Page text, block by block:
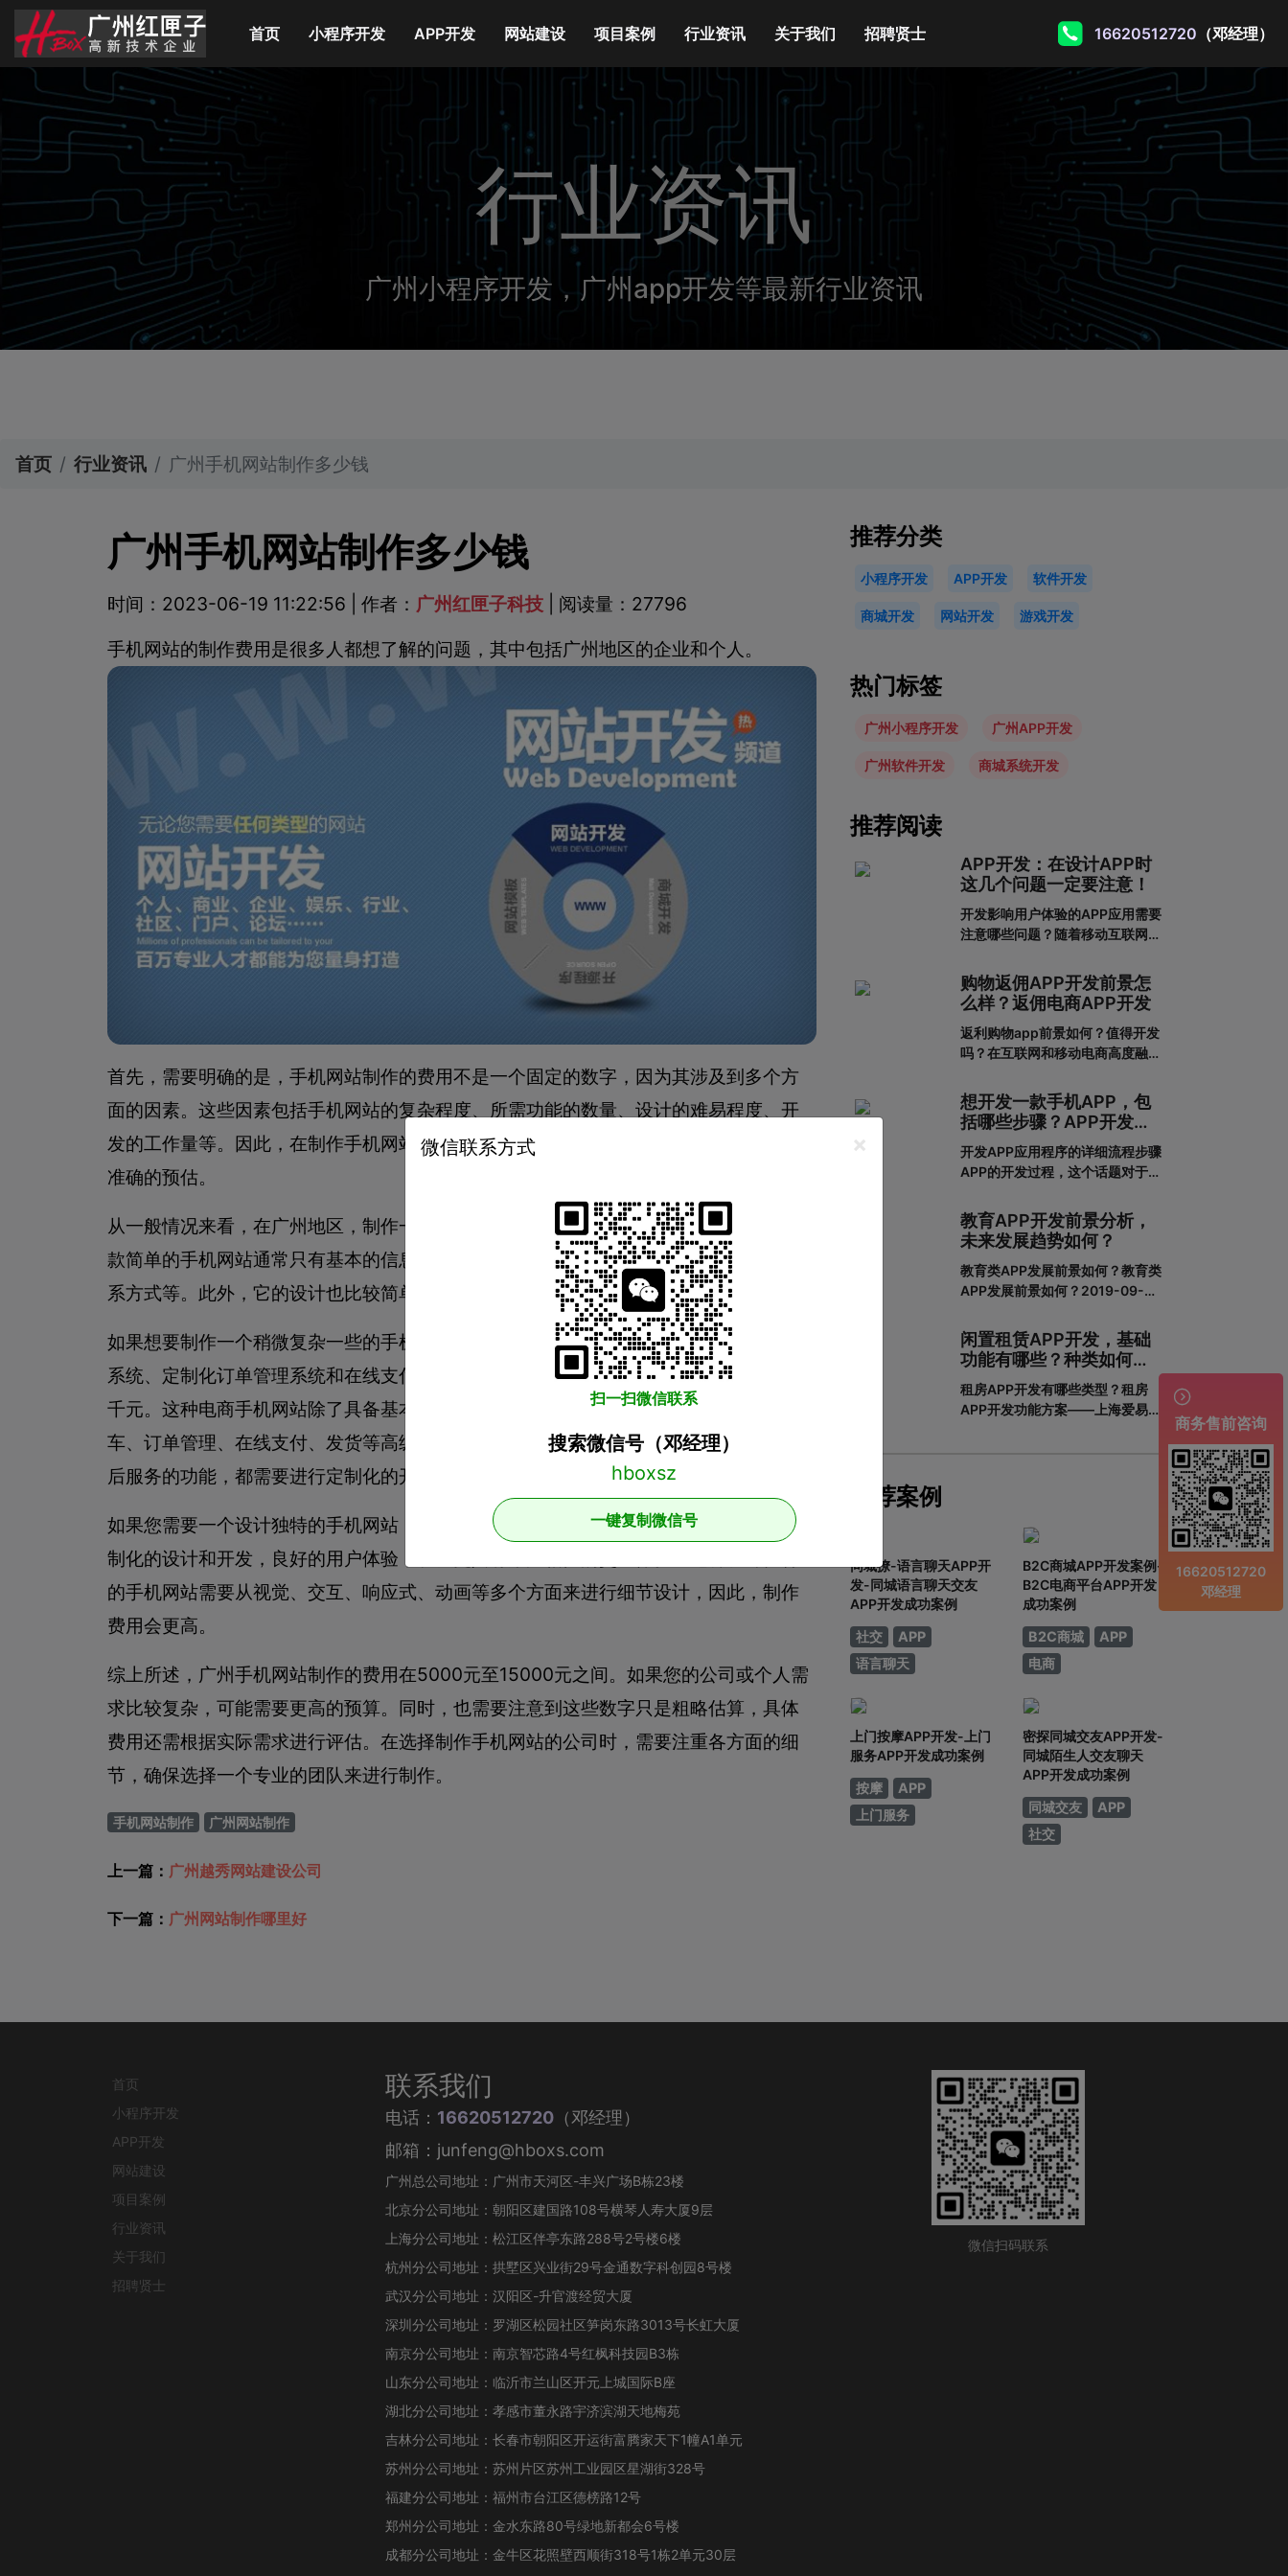
首页 (current)
小程序开发 APP开发 网站建设 项目案例 行业资讯 关于我们 招聘贤士 16620512720 （邓经理）
行业资讯
广州小程序开发，广州app开发等最新行业资讯
首页 行业资讯 广州手机网站制作多少钱
广州手机网站制作多少钱
时间：2023-06-19 11:22:56 | 作者： 广州红匣子科技 | 阅读量：27796
手机网站的制作费用是很多人都想了解的问题，其中包括广州地区的企业和个人。
首先，需要明确的是，手机网站制作的费用不是一个固定的数字，因为其涉及到多个方
面的因素。这些因素包括手机网站的复杂程度、所需功能的数量、设计的难易程度、开
发的工作量等。因此，在制作手机网站时需要先评估和确定需求，才能对制作费用作出
准确的预估。
从一般情况来看，在广州地区，制作一款简单的手机网站的费用大约在5000元左右。这
款简单的手机网站通常只有基本的信息展示功能，包括公司简介、产品或服务介绍、联
系方式等。此外，它的设计也比较简单，导航清晰易懂，没有复杂的动画和互动效果。
如果想要制作一个稍微复杂一些的手机网站，费用会相应地增加。例如，一个带有会员
系统、定制化订单管理系统和在线支付功能的电商手机网站，其制作费用可能超过1万5
千元。这种电商手机网站除了具备基本的信息展示功能之外，还包含了用户注册、购物
车、订单管理、在线支付、发货等高级功能。对于需要的商品分类、商品详情，乃至售
后服务的功能，都需要进行定制化的开发，因此需要付出更多的时间、精力和费用。
如果您需要一个设计独特的手机网站，其制作费用则会更高。这类手机网站通常需要定
制化的设计和开发，良好的用户体验，以及更具有用户粘性的交互体验。这种设计独特
的手机网站需要从视觉、交互、响应式、动画等多个方面来进行细节设计，因此，制作
费用会更高。
综上所述，广州手机网站制作的费用在5000元至15000元之间。如果您的公司或个人需
求比较复杂，可能需要更高的预算。同时，也需要注意到这些数字只是粗略估算，具体
费用还需根据实际需求进行评估。在选择制作手机网站的公司时，需要注重各方面的细
节，确保选择一个专业的团队来进行制作。
手机网站制作 广州网站制作
上一篇： 广州越秀网站建设公司
下一篇： 广州网站制作哪里好
推荐分类
小程序开发 APP开发 软件开发
商城开发 网站开发 游戏开发
热门标签
广州小程序开发 广州APP开发
广州软件开发 商城系统开发
推荐阅读
APP开发：在设计APP时
这几个问题一定要注意！
开发影响用户体验的APP应用需要
注意哪些问题？随着移动互联网的
越大，这也给企业带来了更多的商
机，于是很多企业开始开发长沙
APP，希望从中获得更多的发展机
会。当然，并不仅仅是开发APP应
用就能达到目的。前提一定是保证
在
购物返佣APP开发前景怎
么样？返佣电商APP开发
返利购物app前景如何？值得开发
吗？在互联网和移动电商高度融合
到购买商品的便利，所以市面上的
移动网购平台越来越多。为了更好
地吸引用户，许多企业和商家开始
致力于返利购物app的建设。返利
购物app有什么优势？一、在网络
者的
想开发一款手机APP，包
括哪些步骤？APP开发流
程详解
开发APP应用程序的详细流程步骤
APP的开发过程，这个话题对于我
可能并不陌生，但是对于很多没有
接触过这个板块的人来说，就比较
难理解了。其实，APP开发的流程
并不复杂，接下来就带大家一起看
一下一套完整的APP开发流程包含
0
教育APP开发前景分析，
未来发展趋势如何？
教育类APP发展前景如何？教育类
APP发展前景如何？2019-09-
构搭建的一个智能化、个性化、信
息化的网络展示平台。在线教育春
天真的来了吗？据调查，截至
2018年6月，我国网民规模达
8.02亿，普及率57.7%。其中，手
闲置租赁APP开发，基础
功能有哪些？种类如何划
分？
租房APP开发有哪些类型？租房
APP开发功能方案——上海爱易租
生。从衣服、玩具到数码家电，再
推荐案例
同城撩-语言聊天APP开
发-同城语言聊天交友
APP开发成功案例
社交
APP
语言聊天
B2C商城APP开发案例-
B2C电商平台APP开发
成功案例
B2C商城
APP
电商
上门按摩APP开发-上门
服务APP开发成功案例
按摩
APP
上门服务
密探同城交友APP开发-
同城陌生人交友聊天
APP开发成功案例
同城交友
APP
社交
首页
小程序开发
APP开发
网站建设
项目案例
行业资讯
关于我们
招聘贤士
联系我们
电话： 16620512720 （邓经理）
邮箱：junfeng@hboxs.com
广州总公司地址：广州市天河区-丰兴广场B栋23楼
北京分公司地址：朝阳区建国路108号横琴人寿大厦9层
上海分公司地址：松江区伴亭东路288号2号楼6楼
杭州分公司地址：拱墅区兴业街29号金通数字科创园8号楼
武汉分公司地址：汉阳区-升官渡经贸大厦
深圳分公司地址：罗湖区松园社区笋岗东路3013号长虹大厦
南京分公司地址：南京智芯路4号红枫科技园B3栋
山东分公司地址：临沂市兰山区开元上城国际B座
湖北分公司地址：孝感市董永路宇济滨湖天地梅苑
吉林分公司地址：长春市朝阳区开运街富腾家天下1幢A1单元
苏州分公司地址：苏州片区苏州工业园区星湖街328号
福建分公司地址：福州市台江区德榜路12号
郑州分公司地址：金水东路80号绿地新都会6号楼
成都分公司地址：金牛区花照壁西顺街318号1栋2单元30层
微信扫码联系

商务售前咨询
16620512720
邓经理
微信联系方式 ×
扫一扫微信联系
搜索微信号（邓经理）
一键复制微信号